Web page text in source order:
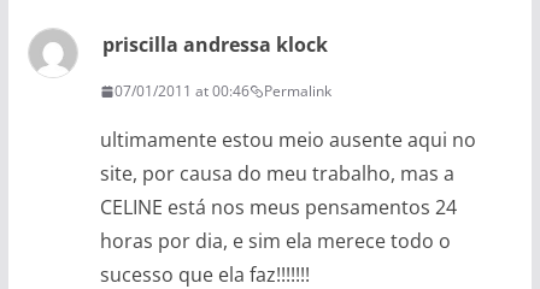
priscilla andressa klock
07/01/2011 at 00:46 Permalink
ultimamente estou meio ausente aqui no
site, por causa do meu trabalho, mas a
CELINE está nos meus pensamentos 24
horas por dia, e sim ela merece todo o
sucesso que ela faz!!!!!!!